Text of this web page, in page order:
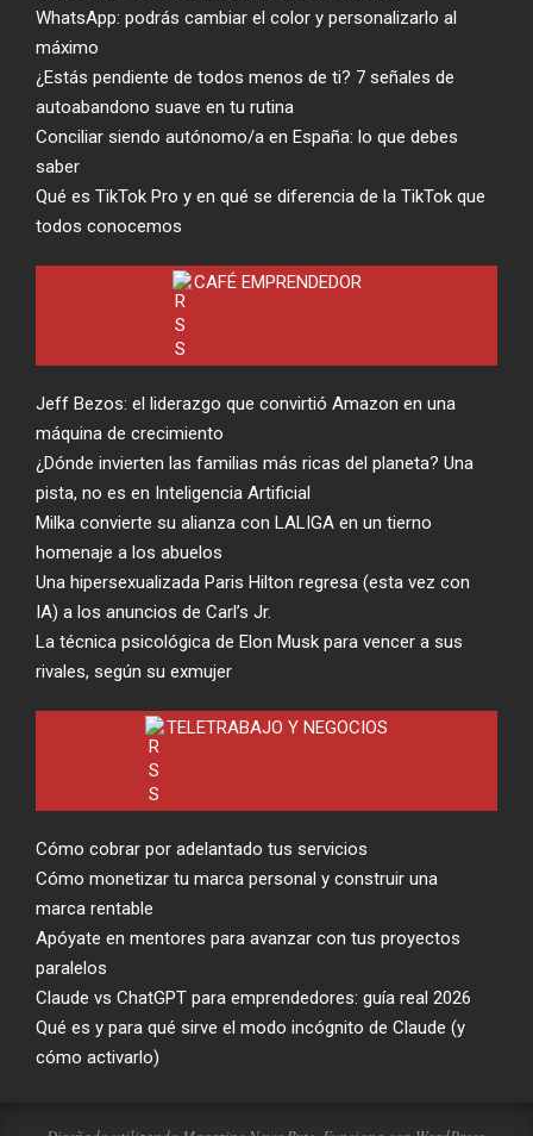
WhatsApp: podrás cambiar el color y personalizarlo al
máximo
¿Estás pendiente de todos menos de ti? 7 señales de
autoabandono suave en tu rutina
Conciliar siendo autónomo/a en España: lo que debes
saber
Qué es TikTok Pro y en qué se diferencia de la TikTok que
todos conocemos
CAFÉ EMPRENDEDOR
Jeff Bezos: el liderazgo que convirtió Amazon en una
máquina de crecimiento
¿Dónde invierten las familias más ricas del planeta? Una
pista, no es en Inteligencia Artificial
Milka convierte su alianza con LALIGA en un tierno
homenaje a los abuelos
Una hipersexualizada Paris Hilton regresa (esta vez con
IA) a los anuncios de Carl’s Jr.
La técnica psicológica de Elon Musk para vencer a sus
rivales, según su exmujer
TELETRABAJO Y NEGOCIOS
Cómo cobrar por adelantado tus servicios
Cómo monetizar tu marca personal y construir una
marca rentable
Apóyate en mentores para avanzar con tus proyectos
paralelos
Claude vs ChatGPT para emprendedores: guía real 2026
Qué es y para qué sirve el modo incógnito de Claude (y
cómo activarlo)